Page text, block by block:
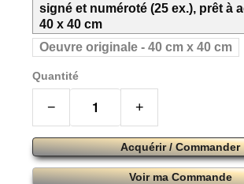
signé et numéroté (25 ex.), prêt à
40 x 40 cm
Oeuvre originale - 40 cm x 40 cm
Quantité
− +
Acquérir / Commander
Voir ma Commande